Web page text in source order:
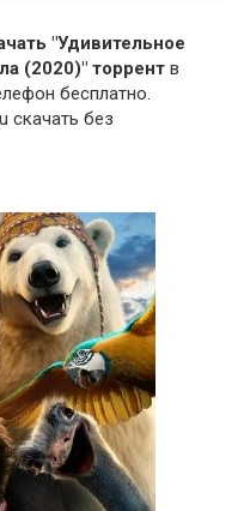
"Удивительное
(2020)" торрент в
бесплатно.
скачать без